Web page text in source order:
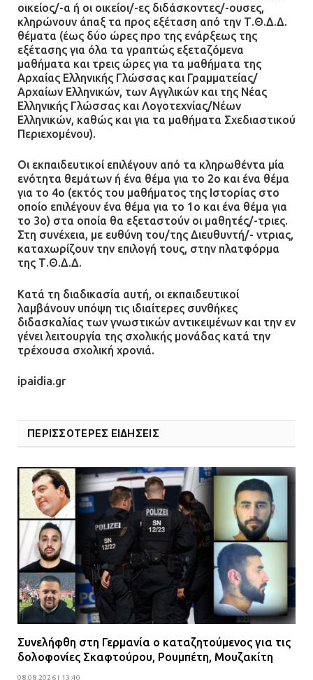
οικείος/-α ή οι οικείοι/-ες διδάσκοντες/-ουσες,
κληρώνουν άπαξ τα προς εξέταση από την Τ.Θ.Δ.Δ.
θέματα (έως δύο ώρες προ της ενάρξεως της
εξέτασης για όλα τα γραπτώς εξεταζόμενα
μαθήματα και τρεις ώρες για τα μαθήματα της
Αρχαίας Ελληνικής Γλώσσας και Γραμματείας/
Αρχαίων Ελληνικών, των Αγγλικών και της Νέας
Ελληνικής Γλώσσας και Λογοτεχνίας/Νέων
Ελληνικών, καθώς και για τα μαθήματα Σχεδιαστικού
Περιεχομένου).
Οι εκπαιδευτικοί επιλέγουν από τα κληρωθέντα μία
ενότητα θεμάτων ή ένα θέμα για το 2ο και ένα θέμα
για το 4ο (εκτός του μαθήματος της Ιστορίας στο
οποίο επιλέγουν ένα θέμα για το 1ο και ένα θέμα για
το 3ο) στα οποία θα εξεταστούν οι μαθητές/-τριες.
Στη συνέχεια, με ευθύνη του/της Διευθυντή/- ντριας,
καταχωρίζουν την επιλογή τους, στην πλατφόρμα
της Τ.Θ.Δ.Δ.
Κατά τη διαδικασία αυτή, οι εκπαιδευτικοί
λαμβάνουν υπόψη τις ιδιαίτερες συνθήκες
διδασκαλίας των γνωστικών αντικειμένων και την εν
γένει λειτουργία της σχολικής μονάδας κατά την
τρέχουσα σχολική χρονιά.
ipaidia.gr
ΠΕΡΙΣΣΟΤΕΡΕΣ ΕΙΔΗΣΕΙΣ
Συνελήφθη στη Γερμανία ο καταζητούμενος για τις
δολοφονίες Σκαφτούρου, Ρουμπέτη, Μουζακίτη
08.08.2026 | 13:40